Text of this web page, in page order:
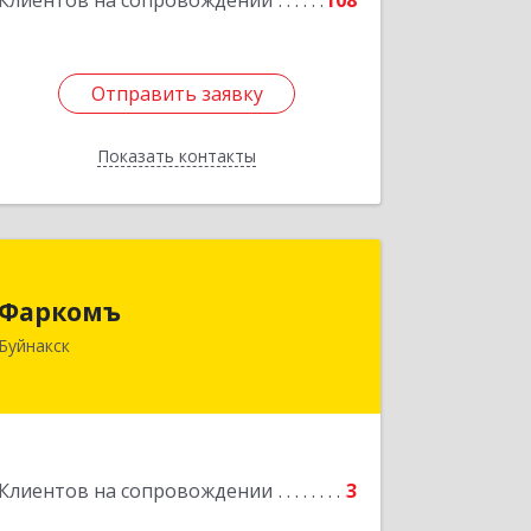
Отправить заявку
Показать контакты
Отправить заявку
Назад
Фаркомъ
Буйнакск
Клиентов на сопровождении 3